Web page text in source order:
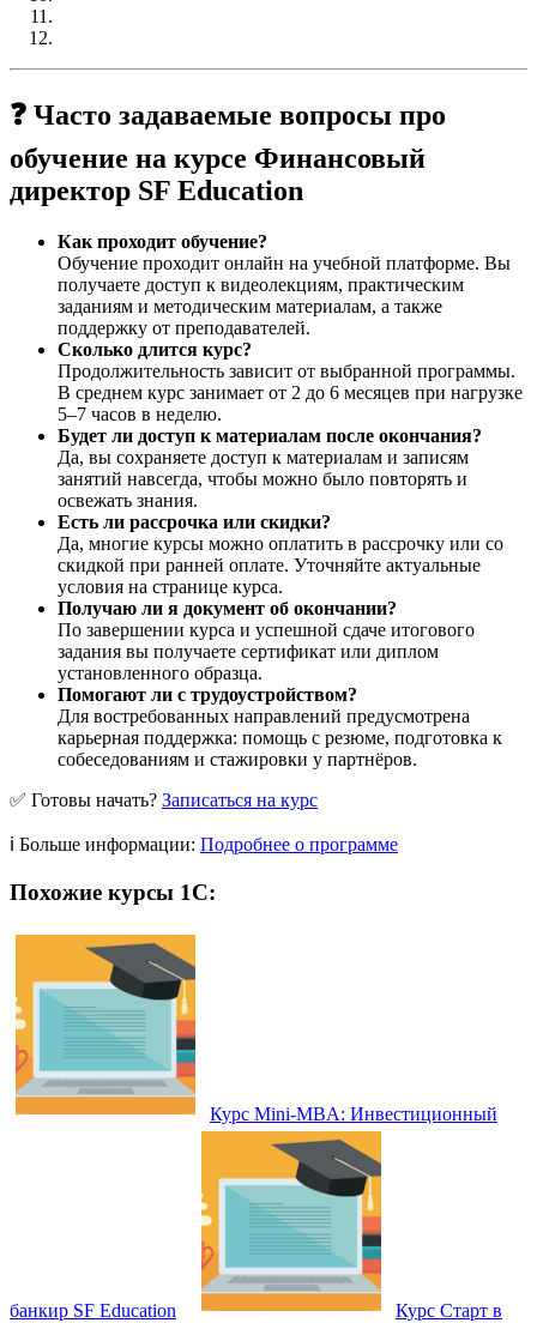
❓ Часто задаваемые вопросы про
обучение на курсе Финансовый
директор SF Education
Как проходит обучение?
Обучение проходит онлайн на учебной платформе. Вы
получаете доступ к видеолекциям, практическим
заданиям и методическим материалам, а также
поддержку от преподавателей.
Сколько длится курс?
Продолжительность зависит от выбранной программы.
В среднем курс занимает от 2 до 6 месяцев при нагрузке
5–7 часов в неделю.
Будет ли доступ к материалам после окончания?
Да, вы сохраняете доступ к материалам и записям
занятий навсегда, чтобы можно было повторять и
освежать знания.
Есть ли рассрочка или скидки?
Да, многие курсы можно оплатить в рассрочку или со
скидкой при ранней оплате. Уточняйте актуальные
условия на странице курса.
Получаю ли я документ об окончании?
По завершении курса и успешной сдаче итогового
задания вы получаете сертификат или диплом
установленного образца.
Помогают ли с трудоустройством?
Для востребованных направлений предусмотрена
карьерная поддержка: помощь с резюме, подготовка к
собеседованиям и стажировки у партнёров.
✅ Готовы начать? Записаться на курс
ℹ️ Больше информации: Подробнее о программе
Похожие курсы 1С:
Курс Mini-MBA: Инвестиционный
банкир SF Education Курс Старт в